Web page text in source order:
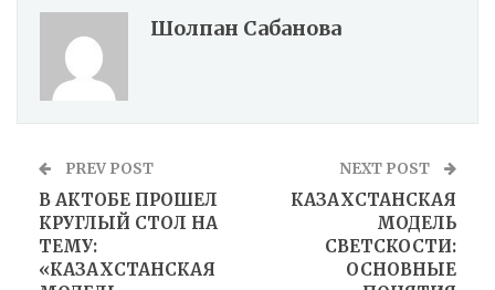
Шолпан Сабанова
PREV POST
В АКТОБЕ ПРОШЕЛ
КРУГЛЫЙ СТОЛ НА
ТЕМУ:
«КАЗАХСТАНСКАЯ
NEXT POST
КАЗАХСТАНСКАЯ
МОДЕЛЬ
СВЕТСКОСТИ:
ОСНОВНЫЕ